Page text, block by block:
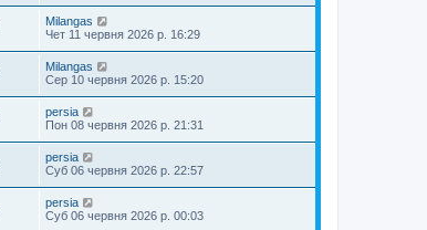
Milangas
Чет 11 червня 2026 р. 16:29
Milangas
Сер 10 червня 2026 р. 15:20
persia
Пон 08 червня 2026 р. 21:31
persia
Суб 06 червня 2026 р. 22:57
persia
Суб 06 червня 2026 р. 00:03